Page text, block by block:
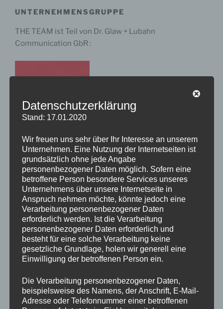
UNTERNEHMENSGRUPPE
THE TEAM ist Teil von Dr. Glaw + Lubahn
Communication GbR :
für alle Herausforderungen rund um Team Building,
Prozessoptimierung, interkulturelle Begleitung und
Change Management. zur Verfügung.
SteakTogether, die kochenden
Datenschutzerklärung
Stand: 17.01.2020
Wir freuen uns sehr über Ihr Interesse an unserem
Unternehmen. Eine Nutzung der Internetseiten ist
grundsätzlich ohne jede Angabe
personenbezogener Daten möglich. Sofern eine
betroffene Person besondere Services unseres
Unternehmens über unsere Internetseite in
Anspruch nehmen möchte, könnte jedoch eine
Verarbeitung personenbezogener Daten
erforderlich werden. Ist die Verarbeitung
personenbezogener Daten erforderlich und
besteht für eine solche Verarbeitung keine
gesetzliche Grundlage, holen wir generell eine
Einwilligung der betroffenen Person ein.
Die Verarbeitung personenbezogener Daten,
beispielsweise des Namens, der Anschrift, E-Mail-
Adresse oder Telefonnummer einer betroffenen